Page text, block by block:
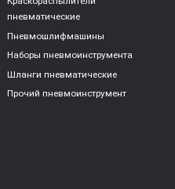
пневматические
Пневмошлифмашины
Наборы пневмоинструмента
Шланги пневматические
Прочий пневмоинструмент